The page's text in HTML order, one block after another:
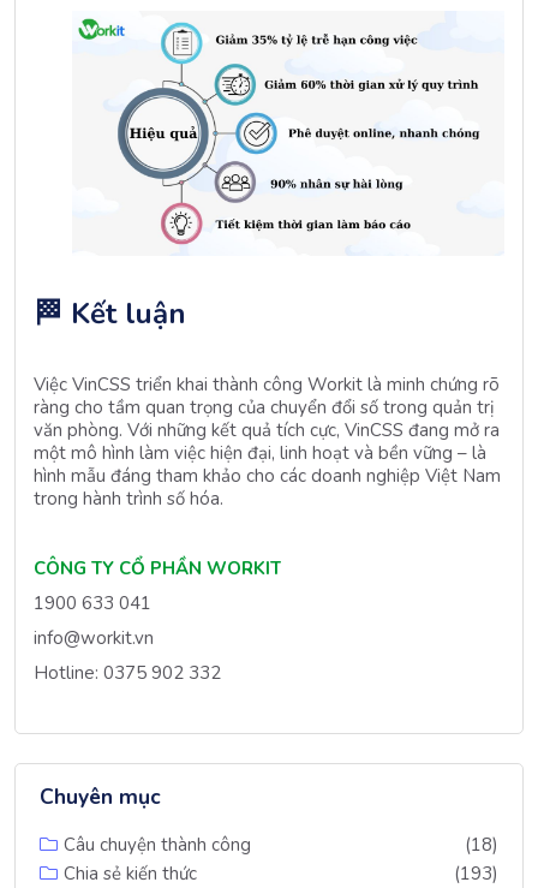
🏁 Kết luận
Việc VinCSS triển khai thành công Workit là minh chứng rõ
ràng cho tầm quan trọng của chuyển đổi số trong quản trị
văn phòng. Với những kết quả tích cực, VinCSS đang mở ra
một mô hình làm việc hiện đại, linh hoạt và bền vững – là
hình mẫu đáng tham khảo cho các doanh nghiệp Việt Nam
trong hành trình số hóa.
CÔNG TY CỔ PHẦN WORKIT
1900 633 041
info@workit.vn
Hotline: 0375 902 332
Chuyên mục
Câu chuyện thành công
(18)
Chia sẻ kiến thức
(193)